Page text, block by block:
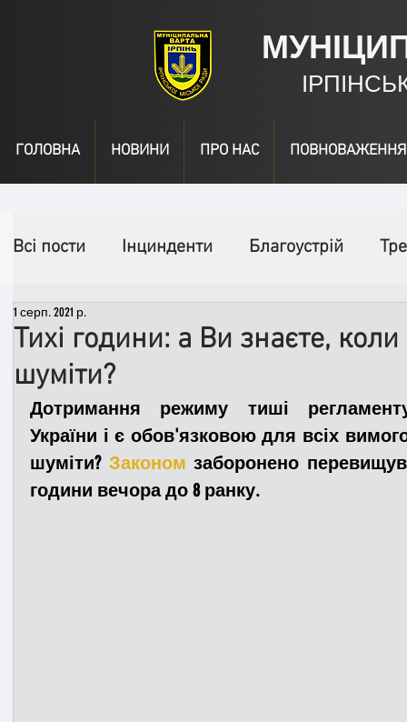
ГОЛОВНА НОВИНИ ПРО НАС ПОВНОВАЖЕННЯ
Всі пости Інцинденти Благоустрій
День народження
Медицина Новини ДТП
Тихі години: а Ви знаєте,
шуміти?
1 серп. 2021 р.
Дотримання режиму тиші
України і є обов'язковою для всіх
шуміти? Законом заборонено
години вечора до 8 ранку.